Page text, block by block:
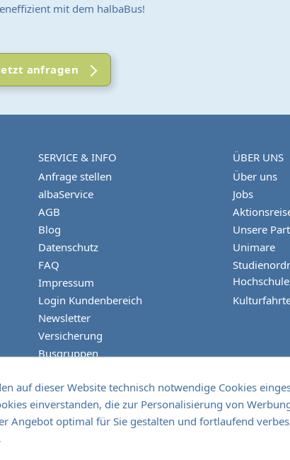
mit dem halbaBus!
anfragen
SERVICE & INFO
Anfrage stellen
albaService
AGB
Blog
Datenschutz
FAQ
Impressum
Login Kundenbereich
Newsletter
Versicherung
Busgruppen
ÜBER UNS
Über uns
Jobs
Unsere
Unimare
auf dieser Website technisch notwendige Cookies
einverstanden, die zur Personalisierung von
Angebot optimal für Sie gestalten und fortlaufend